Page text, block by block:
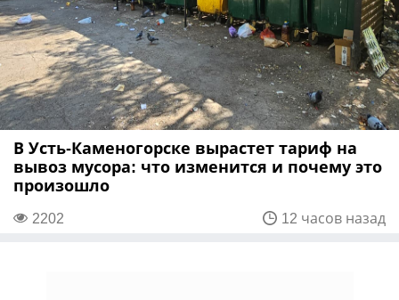
В Усть-Каменогорске вырастет тариф на
вывоз мусора: что изменится и почему это
произошло
2202 12 часов назад